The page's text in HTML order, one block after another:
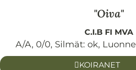
Oiva
C.I.B FI MVA
A/A, 0/0, Silmät: ok,
KOIRANET